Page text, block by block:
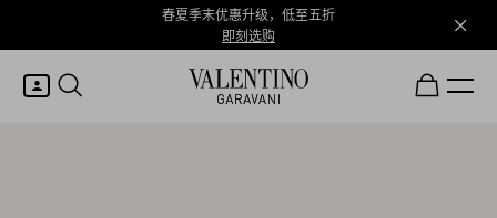
春夏季末优惠升级，低至五折
即刻选购